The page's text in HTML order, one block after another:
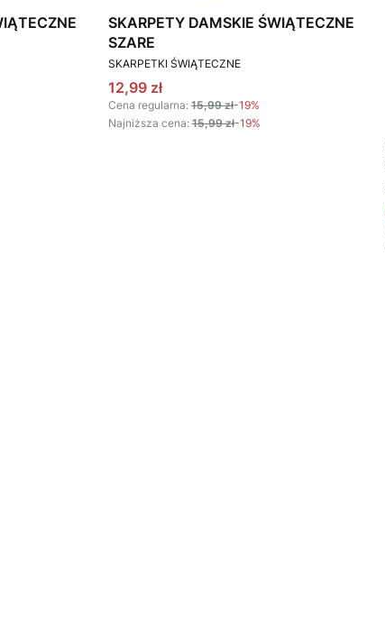
SKARPETY DAMSKIE ŚWIĄTECZNE
SZARE
PRODUCENT
SKARPETKI ŚWIĄTECZNE
Cena promocyjna
12,99 zł
Cena regularna: 15,99 zł-19%
Najniższa cena: 15,99 zł-19%